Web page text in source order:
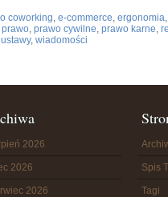
coworking, e-commerce, ergonomia
prawo, prawo cywilne, prawo karne,
ustawy, wiadomości
2026
2026
2026
Spis
Tagi